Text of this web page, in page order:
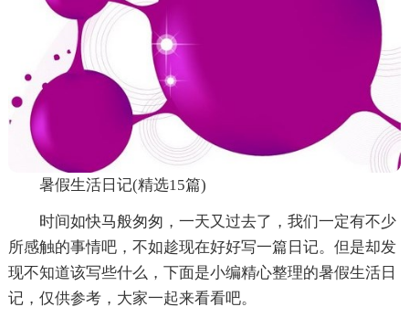
暑假生活日记(精选15篇)
时间如快马般匆匆，一天又过去了，我们一定有不少
所感触的事情吧，不如趁现在好好写一篇日记。但是却发
现不知道该写些什么，下面是小编精心整理的暑假生活日
记，仅供参考，大家一起来看看吧。